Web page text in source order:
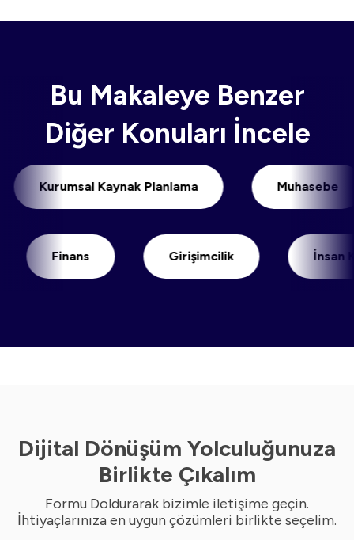
Bu Makaleye Benzer
Diğer Konuları İncele
Kurumsal Kaynak Planlama
Finans Girişimcilik İnsan
Dijital Dönüşüm Yolculuğunuza
Birlikte Çıkalım
Formu Doldurarak bizimle iletişime geçin.
İhtiyaçlarınıza en uygun çözümleri birlikte seçelim.